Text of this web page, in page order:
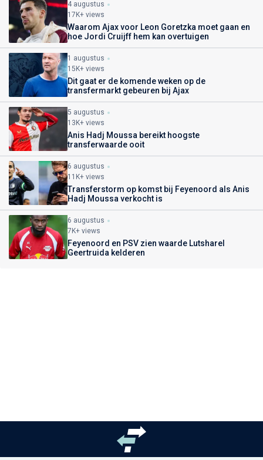
4 augustus
17K+ views
Waarom Ajax voor Leon Goretzka moet gaan en
hoe Jordi Cruijff hem kan overtuigen
1 augustus
15K+ views
Dit gaat er de komende weken op de
transfermarkt gebeuren bij Ajax
5 augustus
13K+ views
Anis Hadj Moussa bereikt hoogste
transferwaarde ooit
6 augustus
11K+ views
Transferstorm op komst bij Feyenoord als Anis
Hadj Moussa verkocht is
6 augustus
7K+ views
Feyenoord en PSV zien waarde Lutsharel
Geertruida kelderen